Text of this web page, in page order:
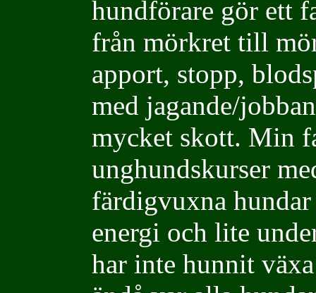
hundförare gör ett
från mörkret till
apport, stopp,
med jagande/
mycket skott. Min
unghundskurser
färdigvuxna
energi och lite
har inte hunnit